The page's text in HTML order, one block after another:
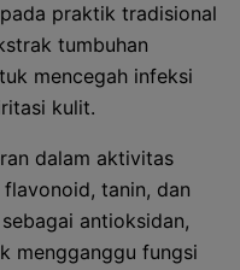
praktik tradisional
tumbuhan
mencegah infeksi
kulit.
dalam aktivitas
tanin, dan
antioksidan,
mengganggu fungsi